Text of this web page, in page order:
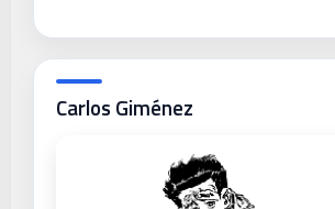
Carlos Giménez